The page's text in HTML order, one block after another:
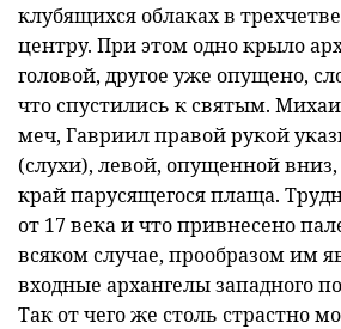
клубящихся облаках в
центру. При этом одно крыло
головой, другое уже опущено,
что спустились к святым.
меч, Гавриил правой рукой
(слухи), левой, опущенной
край парусящегося плаща.
от 17 века и что привнесено
всяком случае, прообразом им
входные архангелы западного
Так от чего же столь страстно